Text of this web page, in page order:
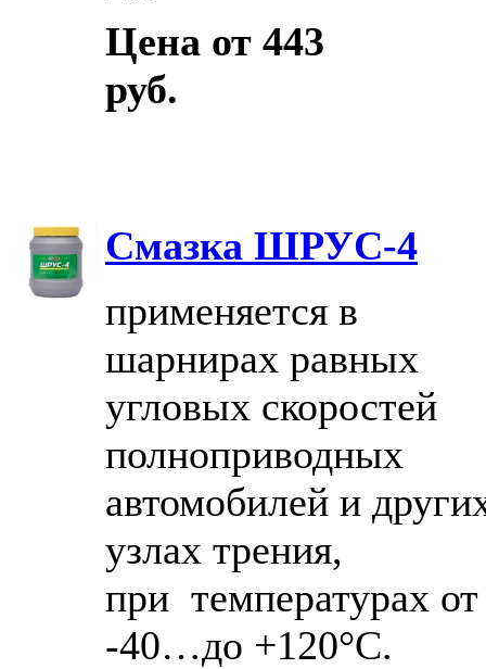
Цена от 443
руб.
Смазка ШРУС-4
применяется в
шарнирах равных
угловых скоростей
полноприводных
автомобилей и
узлах трения,
при температурах от
-40…до +120°С.